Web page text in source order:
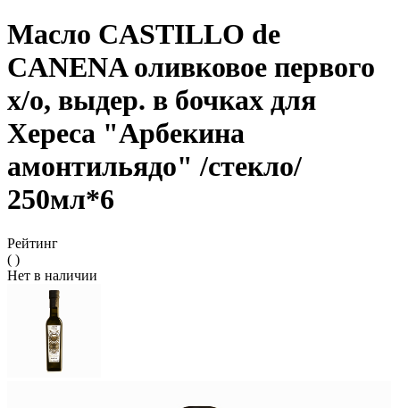
Масло CASTILLO de
CANENA оливковое первого
х/о, выдер. в бочках для
Хереса "Арбекина
амонтильядо" /стекло/
250мл*6
Рейтинг
( )
Нет в наличии